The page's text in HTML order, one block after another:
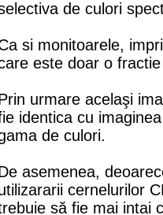
de culori
si monitoarele,
este doar o
urmare acelaşi
identica cu
de culori.
asemenea,
cernelurilor
să fie mai intai